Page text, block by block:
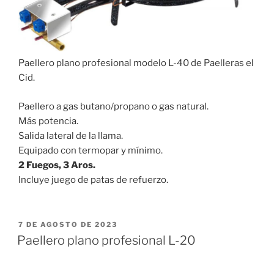
Paellero plano profesional modelo L-40 de Paelleras el
Cid.
Paellero a gas butano/propano o gas natural.
Más potencia.
Salida lateral de la llama.
Equipado con termopar y mínimo.
2 Fuegos, 3 Aros.
Incluye juego de patas de refuerzo.
PUBLICADO
EL
7 DE AGOSTO DE 2023
Paellero plano profesional L-20